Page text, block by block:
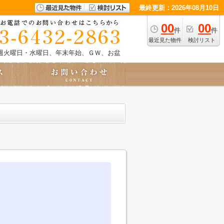
最終更新：2026年08月10日
00件
最近見た物件
00件
検討リスト
火曜日・水曜日、年末年始、ＧＷ、お盆